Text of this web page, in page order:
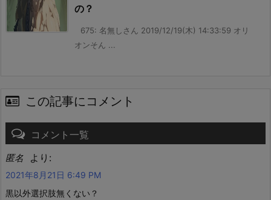
の？
675: 名無しさん 2019/12/19(木) 14:33:59 オリ
オンそん ...
この記事にコメント
コメント一覧
匿名 より:
2021年8月21日 6:49 PM
黒以外選択肢無くない？